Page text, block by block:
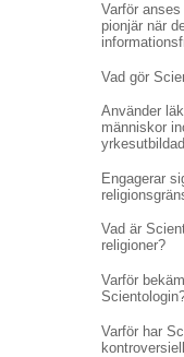
Varför
pionjär när
Vad gör
Använder
människor
Engagerar
Vad är
religioner?
Varför
Varför har